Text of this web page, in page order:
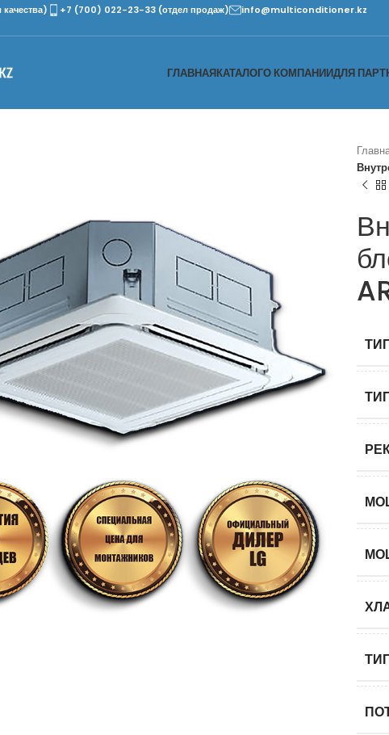
+7 (700) 022-23-33 (отдел продаж) info@multiconditioner.kz
ГЛАВНАЯКАТАЛОГО КОМПАНИИДЛЯ
увеличить